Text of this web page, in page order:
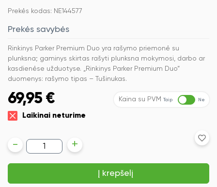
Prekės kodas: NE144577
Prekės savybės
Rinkinys Parker Premium Duo yra rašymo priemonė su
plunksna; gaminys skirtas rašyti plunksna mokymosi, darbo ar
kasdienėse užduotyse. „Rinkinys Parker Premium Duo“
duomenys: rašymo tipas – Tušinukas.
69,95 € Kaina su PVM Taip Ne
Laikinai neturime
produkto
kiekis:
Rinkinys
Parker
Duo,
- +
Į krepšelį